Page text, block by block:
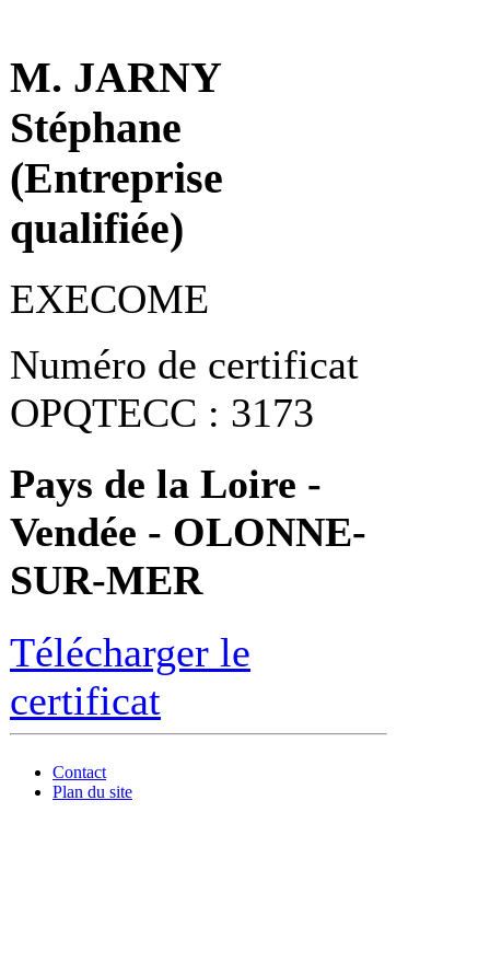
M. JARNY
Stéphane
(Entreprise
qualifiée)
EXECOME
Numéro de certificat
OPQTECC : 3173
Pays de la Loire -
Vendée - OLONNE-
SUR-MER
Télécharger le
certificat
Contact
Plan du site